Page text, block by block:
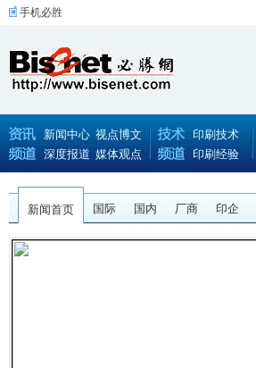
手机必胜
新闻中心 视点博文
深度报道 媒体观点
印刷技术
印刷经验
新闻首页 国际 国内 厂商 印企